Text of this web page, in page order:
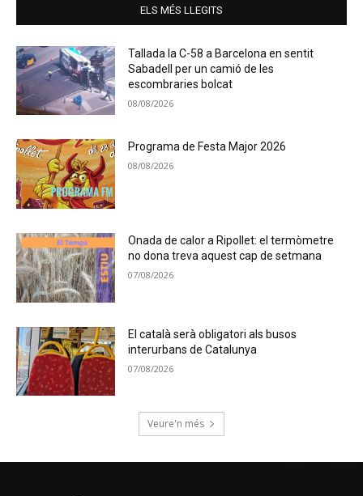
ELS MÉS LLEGITS
Tallada la C-58 a Barcelona en sentit
Sabadell per un camió de les
escombraries bolcat
08/08/2026
Programa de Festa Major 2026
08/08/2026
Onada de calor a Ripollet: el termòmetre
no dona treva aquest cap de setmana
07/08/2026
El català serà obligatori als busos
interurbans de Catalunya
07/08/2026
Veure'n més